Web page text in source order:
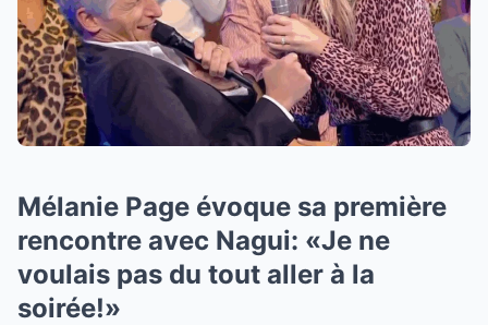
Mélanie Page évoque sa première
rencontre avec Nagui: «Je ne
voulais pas du tout aller à la
soirée!»